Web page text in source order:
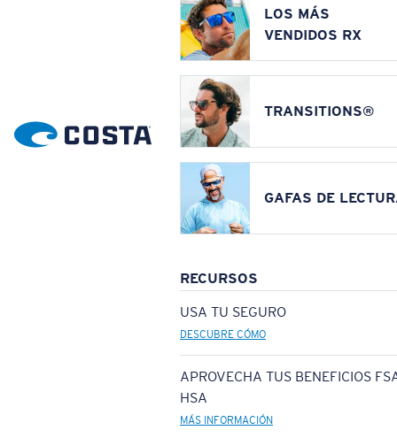
LOS MÁS
VENDIDOS RX
TRANSITIONS®
GAFAS DE
RECURSOS
USA TU SEGURO
DESCUBRE CÓMO
APROVECHA TUS BENEFICIOS
HSA
MÁS INFORMACIÓN